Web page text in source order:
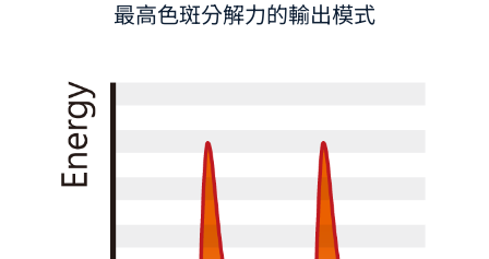
最高色斑分解力的輸出模式